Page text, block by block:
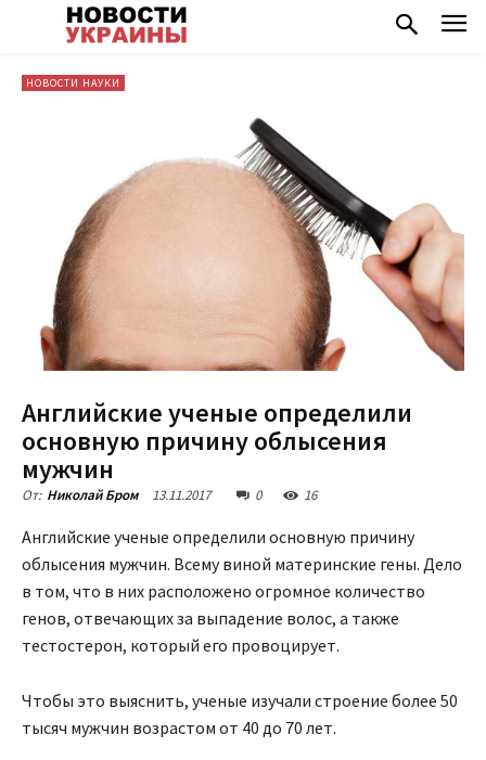
НОВОСТИ НАУКИ
Английские ученые определили
основную причину облысения
мужчин
От: Николай Бром 13.11.2017 0 16
Английские ученые определили основную причину
облысения мужчин. Всему виной материнские гены. Дело
в том, что в них расположено огромное количество
генов, отвечающих за выпадение волос, а также
тестостерон, который его провоцирует.
Чтобы это выяснить, ученые изучали строение более 50
тысяч мужчин возрастом от 40 до 70 лет.